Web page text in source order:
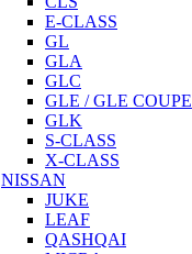
E-CLASS
GL
GLA
GLC
GLE / GLE COUPE
GLK
S-CLASS
X-CLASS
NISSAN
JUKE
LEAF
QASHQAI